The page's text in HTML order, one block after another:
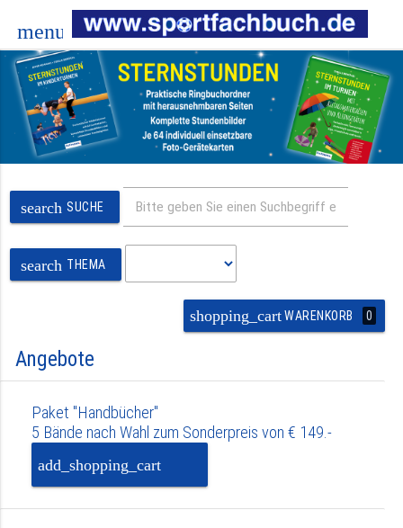
menu
search SUCHE
search THEMA
shopping_cartWARENKORB 0
Angebote
Paket "Handbücher"
5 Bände nach Wahl zum Sonderpreis von € 149.-
add_shopping_cart